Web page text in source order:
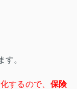
す。
するので、 保険